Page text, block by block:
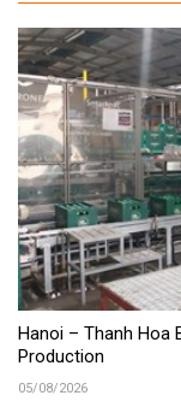
Hanoi – Thanh Hoa
Production
05/08/2026